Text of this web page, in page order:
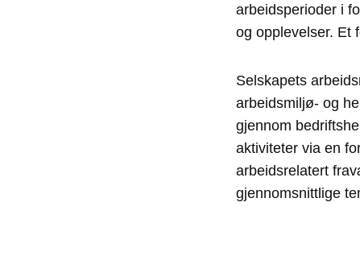
arbeidsperioder i
og opplevelser. Et
Selskapets
arbeidsmiljø- og
gjennom
aktiviteter via en
arbeidsrelatert
gjennomsnittlige